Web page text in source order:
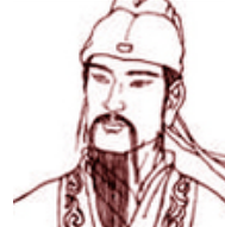
_【魏晋】_【孙楚】